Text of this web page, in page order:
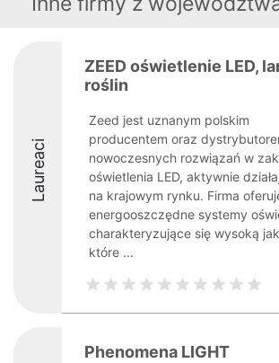
Laureaci
ZEED oświetlenie LED,
roślin
Zeed jest uznanym polskim
producentem oraz
nowoczesnych rozwiązań w
oświetlenia LED, aktywnie
na krajowym rynku. Firma
energooszczędne systemy
charakteryzujące się wysoką
które ...
Phenomena LIGHT